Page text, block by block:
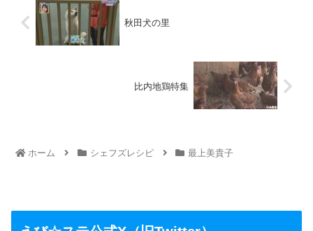
秋田犬の里
比内地鶏特集
ホーム シェフズレシピ 最上美貴子